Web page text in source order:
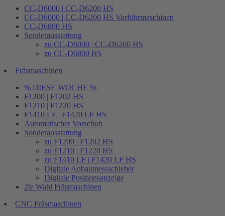
CC-D6000 | CC-D6200 HS
CC-D6000 | CC-D6200 HS Vorführmaschinen
CC-D6800 HS
Sonderausstattung
zu CC-D6000 | CC-D6200 HS
zu CC-D6800 HS
Fräsmaschinen
% DIESE WOCHE %
F1200 | F1202 HS
F1210 | F1220 HS
F1410 LF | F1420 LF HS
Automatischer Vorschub
Sonderausstattung
zu F1200 | F1202 HS
zu F1210 | F1220 HS
zu F1410 LF | F1420 LF HS
Digitale Anbaumessschieber
Digitale Positionsanzeige
2te Wahl Fräsmaschinen
CNC Fräsmaschinen